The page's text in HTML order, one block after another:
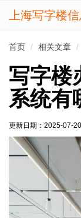
上海写字楼
首页 相关文章
写字楼
系统有
更新日期： 2025-07-20